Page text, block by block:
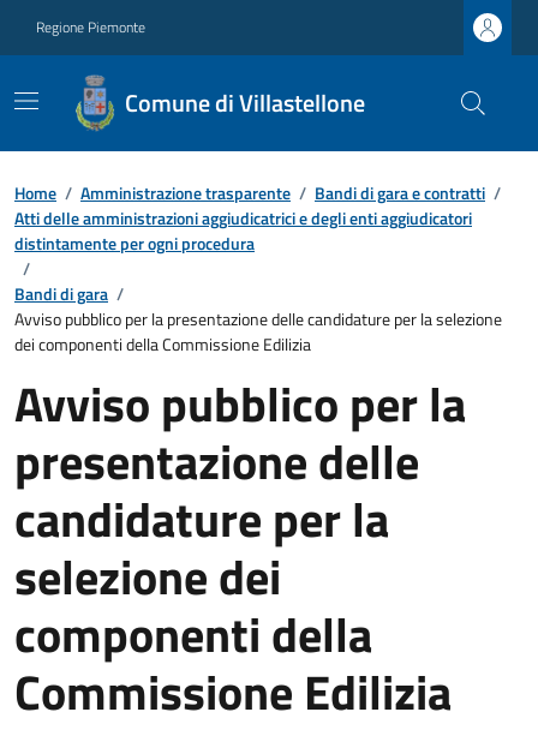
Regione Piemonte
Comune di Villastellone
Home / Amministrazione trasparente / Bandi di gara e contratti /
Atti delle amministrazioni aggiudicatrici e degli enti aggiudicatori
distintamente per ogni procedura
/
Bandi di gara /
Avviso pubblico per la presentazione delle candidature per la selezione
dei componenti della Commissione Edilizia
Avviso pubblico per la
presentazione delle
candidature per la
selezione dei
componenti della
Commissione Edilizia